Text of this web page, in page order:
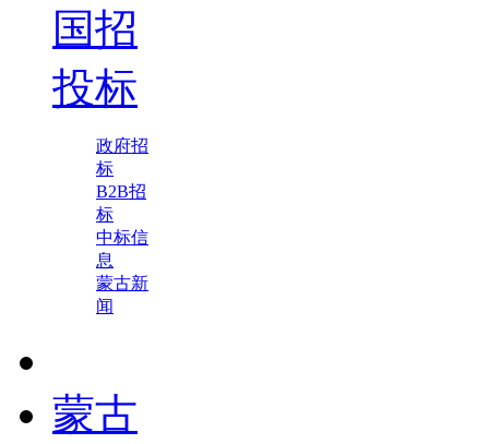
国招
投标
政府招
标
B2B招
标
中标信
息
蒙古新
闻
蒙古